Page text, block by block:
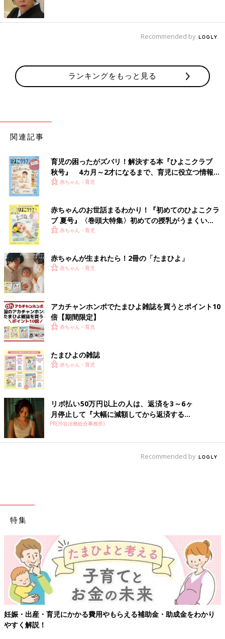
Recommended by
ランキングをもっと見る
関連記事
育児の困ったがズバリ！解決する本『ひよこクラブ
秋号』 4カ月～2才になるまで、育児に役立つ情報が
いっぱい！
赤ちゃん・育児
赤ちゃんのお世話まるわかり！『初めてのひよこクラ
ブ 夏号』〈巻頭大特集〉初めての授乳がうまくい
く！ おっぱい・ミルクの基本と夏のトラブル 解決テ
赤ちゃん・育児
赤ちゃんが生まれたら！2冊の「たまひよ」
赤ちゃん・育児
アカチャンホンポでたまひよ雑誌を買うとポイント10
倍【期間限定】
赤ちゃん・育児
たまひよの雑誌
赤ちゃん・育児
リボ払い50万円以上の人は、返済を3～6ヶ
月停止して『大幅に減額してから返済する...
PR(渋谷法務総合事務所)
Recommended by
特集
【ワクチン接種できるものも】妊婦の感染症対策、知っておいて！